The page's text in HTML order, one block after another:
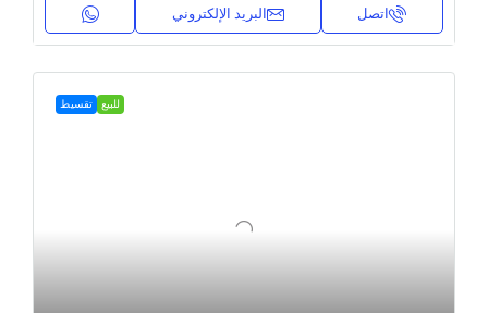
اتصل البريد الإلكتروني
للبيع تقسيط